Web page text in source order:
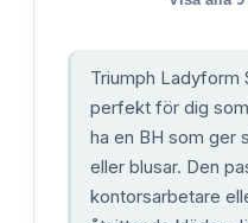
Triumph Ladyform
perfekt för dig
ha en BH som ger
eller blusar. Den
kontorsarbetare